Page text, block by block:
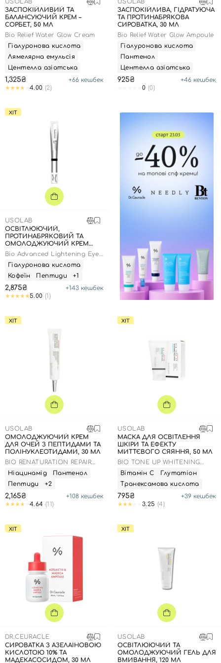
USOLAB
ЗАСПОКІЙЛИВИЙ ТА
БАЛАНСУЮЧИЙ КРЕМ –
СОРБЕТ, 50 МЛ
Bio Relief Water Glow Cream
Гіалуронова кислота
Лямелярна емульсія
Центелла азіатська
1,325₴ +66 кешбек
4.00 (2)
USOLAB
ЗАСПОКІЙЛИВА, ГІДРАТУЮЧА
ТА ПРОТИНАБРЯКОВА
СИРОВАТКА, 30 МЛ
Bio Relief Water Glow Ampoule
Гіалуронова кислота
Пантенол
Центелла азіатська
925₴ +46 кешбек
0 (0)
ХІТ
USOLAB
ОСВІТЛЮЮЧИЙ,
ПРОТИНАБРЯКОВИЙ ТА
ОМОЛОДЖУЮЧИЙ КРЕМ
ДЛЯ ОЧЕЙ, 25МЛ
Bio Advanced Lightening Eye
Cream
Гіалуронова кислота
Кофеїн
Пептиди +1
2,875₴ +143 кешбек
5.00 (1)
ХІТ
USOLAB
ОМОЛОДЖУЮЧИЙ КРЕМ
ДЛЯ ОЧЕЙ З ПЕПТИДАМИ ТА
ПОЛІНУКЛЕОТИДАМИ, 30 МЛ
BIO RENATURATION REPAIR
EYE CREAM
Ніацинамід
Пантенол
Пептиди
+2
2,165₴ +108 кешбек
4.64 (11)
ХІТ
USOLAB
МАСКА ДЛЯ ОСВІТЛЕННЯ
ШКІРИ ТА ЕФЕКТУ
МИТТЄВОГО СЯЯННЯ, 50 МЛ
BIO TONE UP WHITENING
MASK
Вітамін С
Глутатіон
Транексамова кислота
795₴ +39 кешбек
3.25 (4)
ХІТ
DR.CEURACLE
СИРОВАТКА З АЗЕЛАЇНОВОЮ
КИСЛОТОЮ 10% ТА
МАДЕКАСОСИДОМ, 30 МЛ
ХІТ
USOLAB
ОСВІТЛЮЮЧИЙ ТА
ОМОЛОДЖУЮЧИЙ ГЕЛЬ ДЛЯ
ВМИВАННЯ, 120 МЛ
Вхід Реєстрація